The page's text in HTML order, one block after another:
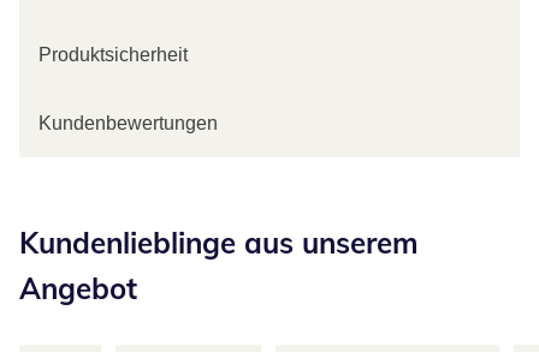
Produktsicherheit
Kundenbewertungen
Kundenlieblinge aus unserem
Angebot